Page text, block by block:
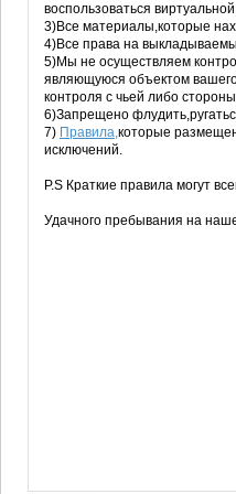
воспользоваться
3)Все материалы,которые
4)Все права на
5)Мы не осуществляем
являющуюся объектом
контроля с чьей либо
6)Запрещено
7) Правила,которые
исключений.
P.S Краткие правила могут
Удачного пребывания на